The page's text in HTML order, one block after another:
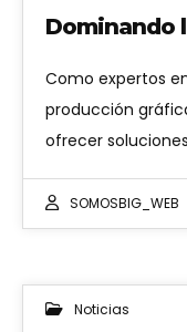
Dominando
Como expertos
producción
ofrecer
SOMOSBIG_WEB
Noticias